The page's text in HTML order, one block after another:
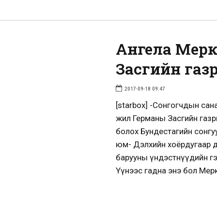
Ангела
Засгийн
2017-09-18 09:47
[starbox] -Сонгогчдын
жил Германы Засгийн
болох Бундестагийн
юм- Дэлхийн хоёрдугаар
барууны үндэстнүүдийн
Үүнээс гадна энэ бол